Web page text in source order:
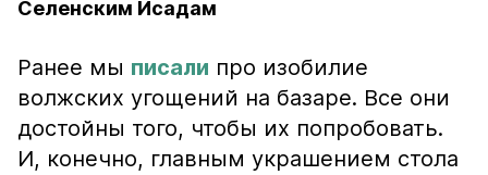
Селенским Исадам
Ранее мы писали про изобилие
волжских угощений на базаре. Все они
достойны того, чтобы их попробовать.
И, конечно, главным украшением стола